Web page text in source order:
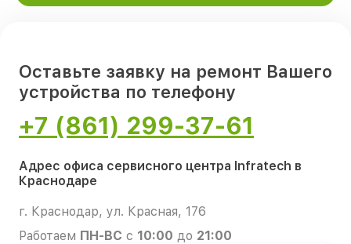
Оставьте заявку на ремонт Вашего
устройства по телефону
+7 (861) 299-37-61
Адрес офиса сервисного центра Infratech в
Краснодаре
г. Краснодар, ул. Красная, 176
Работаем ПН-ВС с 10:00 до 21:00